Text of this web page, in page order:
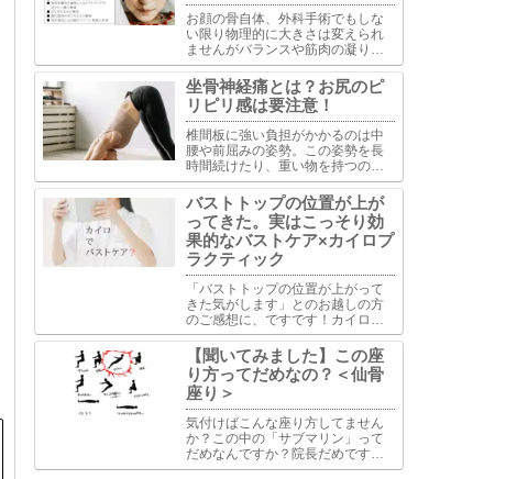
お顔の骨自体、外科手術でもしな
い限り物理的に大きさは変えられ
ませんがバランスや筋肉の凝りに
よる各部の厚さの違いを調整する
ことは可能です。バランスで重視
するのは下顎と鼻骨と頬骨の水平
ライン・縦ライン・中間のライ
ン。多くの場合はこの部位の調整
が重要といえます。
坐骨神経痛とは？お尻のピ
リピリ感は要注意！
椎間板に強い負担がかかるのは中
腰や前屈みの姿勢。この姿勢を長
時間続けたり、重い物を持つのは
避けて下さい。また長時間座って
いる事も椎間板には過度な負担が
かかりますし、座っている姿勢に
よってはお尻周りの筋肉への影響
もあります。
バストトップの位置が上が
ってきた。実はこっそり効
果的なバストケア×カイロプ
ラクティック
「バストトップの位置が上がって
きた気がします」とのお越しの方
のご感想に、ですです！カイロっ
て地味に効果があるんです。バス
トケアに対するカイロプラクティ
ックの視点は単に胸部の問題とし
て捉えるのではなく、全身の骨
格・筋肉・神経系のバランスがバ
ス...
【聞いてみました】この座
り方ってだめなの？＜仙骨
座り＞
気付けばこんな座り方してません
か？この中の「サブマリン」って
だめなんですか？院長だめです。
うちの総務も夜になるとモニタを